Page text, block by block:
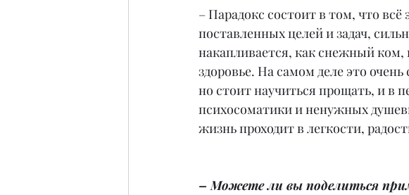
– Парадокс состоит в том, что всё
поставленных целей и задач,
накапливается, как снежный ком,
здоровье. На самом деле это
но стоит научиться прощать, и в
психосоматики и ненужных
жизнь проходит в легкости,
– Можете ли вы поделиться